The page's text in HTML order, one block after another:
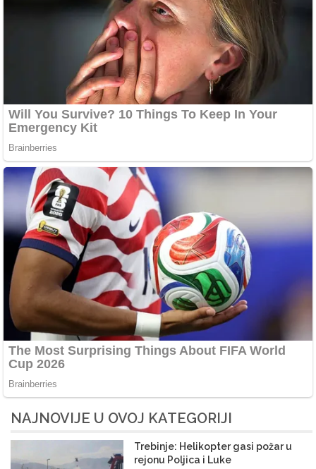
NAJNOVIJE U OVOJ KATEGORIJI
Trebinje: Helikopter gasi požar u
rejonu Poljica i Luke